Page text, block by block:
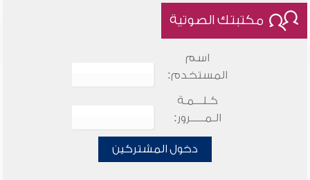
مكتبتك الصوتية
اسم
المستخدم:
كـلـــمـة
الـمـــــرور:
دخول المشتركين